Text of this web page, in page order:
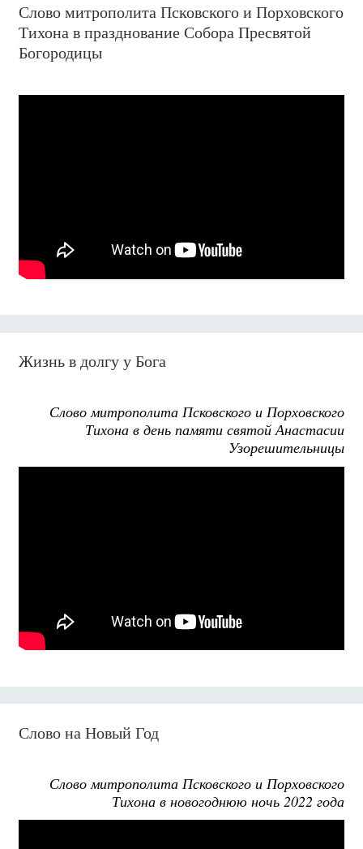
Слово митрополита Псковского и Порховского
Тихона в празднование Собора Пресвятой
Богородицы
Жизнь в долгу у Бога
Слово митрополита Псковского и Порховского
Тихона в день памяти святой Анастасии
Узорешительницы
Слово на Новый Год
Слово митрополита Псковского и Порховского
Тихона в новогоднюю ночь 2022 года